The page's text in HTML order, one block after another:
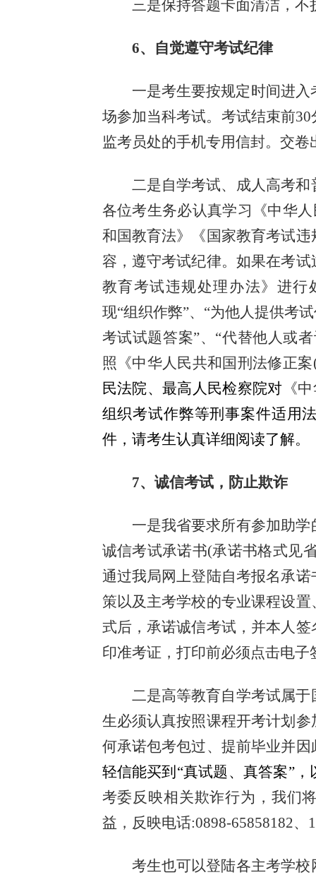
三是保持答题卡面清洁，不
6、自觉遵守考试纪律
一是考生要按规定时间进
场参加当科考试。考试结束前
监考员处的手机专用信封。交
二是自学考试、成人高考
各位考生务必认真学习《中华
和国教育法》《国家教育考试
容，遵守考试纪律。如果在考
教育考试违规处理办法》进
现“组织作弊”、“为他人提供考
考试试题答案”、“代替他人或
照《中华人民共和国刑法修正
民法院、最高人民检察院对 《
组织考试作弊等刑事案件适用
件，请考生认真详细阅读了解。
7、诚信考试，防止欺诈
一是我省要求所有参加助
诚信考试承诺书(承诺书格式见
通过我局网上登陆自考报名承
策以及主考学校的专业课程设
式后，承诺诚信考试，并本人
印准考证，打印前必须点击电
二是高等教育自学考试属
生必须认真按照课程开考计划
何承诺包考包过、提前毕业并
轻信能买到“真试题、真答案”，
考委反映相关欺诈行为，我们
益，反映电话:0898-65858182、
考生也可以登陆各主考学